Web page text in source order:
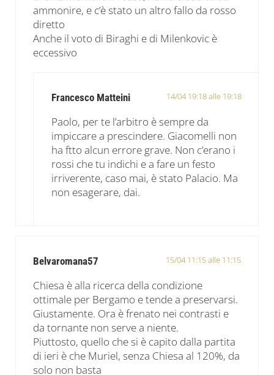
ammonire, e c’è stato un altro fallo da rosso
diretto
Anche il voto di Biraghi e di Milenkovic è
eccessivo
Francesco Matteini 14/04 19:18 alle 19:18
Paolo, per te l’arbitro è sempre da
impiccare a prescindere. Giacomelli non
ha ftto alcun errore grave. Non c’erano i
rossi che tu indichi e a fare un festo
irriverente, caso mai, è stato Palacio. Ma
non esagerare, dai.
Belvaromana57 15/04 11:15 alle 11:15
Chiesa è alla ricerca della condizione
ottimale per Bergamo e tende a preservarsi.
Giustamente. Ora è frenato nei contrasti e
da tornante non serve a niente.
Piuttosto, quello che si è capito dalla partita
di ieri è che Muriel, senza Chiesa al 120%, da
solo non basta